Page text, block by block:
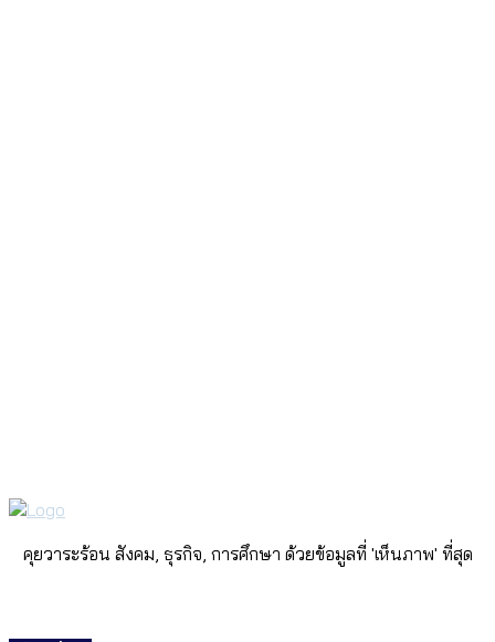
คุยวาระร้อน สังคม, ธุรกิจ, การศึกษา ด้วยข้อมูลที่ 'เห็นภาพ' ที่สุด